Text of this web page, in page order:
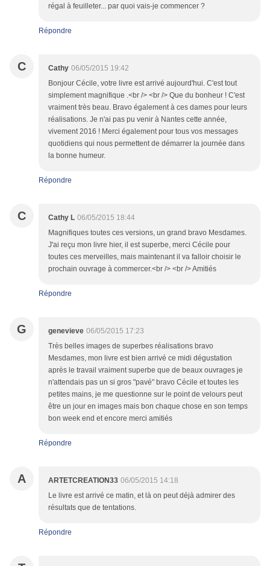
régal à feuilleter... par quoi vais-je commencer ?
Répondre
C Cathy 06/05/2015 19:42
Bonjour Cécile, votre livre est arrivé aujourd'hui. C'est tout
simplement magnifique .<br /> <br /> Que du bonheur ! C'est
vraiment très beau. Bravo également à ces dames pour leurs
réalisations. Je n'ai pas pu venir à Nantes cette année,
vivement 2016 ! Merci également pour tous vos messages
quotidiens qui nous permettent de démarrer la journée dans
la bonne humeur.
Répondre
C Cathy L 06/05/2015 18:44
Magnifiques toutes ces versions, un grand bravo Mesdames.
J'ai reçu mon livre hier, il est superbe, merci Cécile pour
toutes ces merveilles, mais maintenant il va falloir choisir le
prochain ouvrage à commercer.<br /> <br /> Amitiés
Répondre
G genevieve 06/05/2015 17:23
Très belles images de superbes réalisations bravo
Mesdames, mon livre est bien arrivé ce midi dégustation
après le travail vraiment superbe que de beaux ouvrages je
n'attendais pas un si gros "pavé" bravo Cécile et toutes les
petites mains, je me questionne sur le point de velours peut
être un jour en images mais bon chaque chose en son temps
bon week end et encore merci amitiés
Répondre
A ARTETCREATION33 06/05/2015 14:18
Le livre est arrivé ce matin, et là on peut déjà admirer des
résultats que de tentations.
Répondre